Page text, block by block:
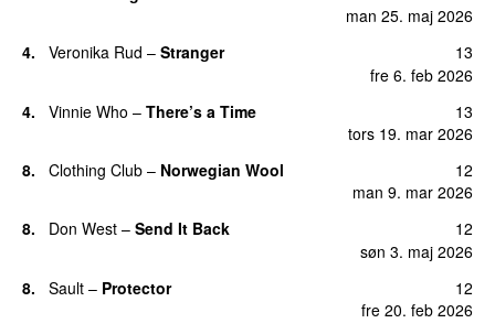
man 25. maj 2026
4. Veronika Rud – Stranger
fre 6. feb 2026
13
4. Vinnie Who – There’s a Time
tors 19. mar 2026
13
8. Clothing Club – Norwegian Wool
man 9. mar 2026
12
8. Don West – Send It Back
søn 3. maj 2026
12
8. Sault – Protector
fre 20. feb 2026
12